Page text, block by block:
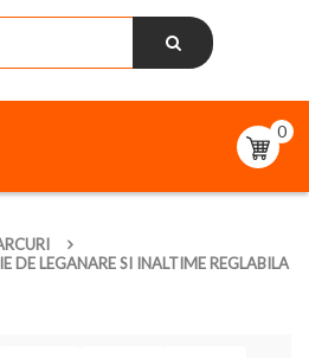
0
DE LEGANARE SI INALTIME REGLABILA